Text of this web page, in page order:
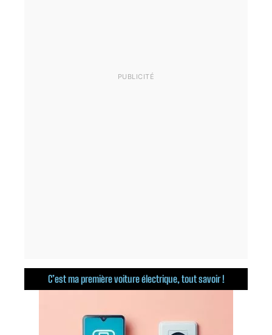
C’est ma première voiture électrique, tout savoir !